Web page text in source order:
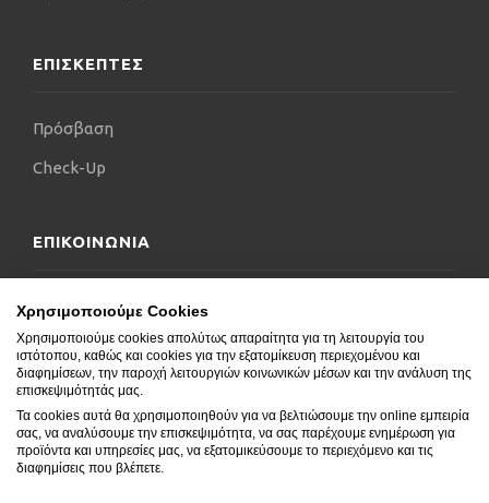
ΕΠΙΣΚΕΠΤΕΣ
Πρόσβαση
Check-Up
ΕΠΙΚΟΙΝΩΝΙΑ
Επικοινωνήστε μαζί μας
Δήλωση Προσβασιμότητας
Συχνές Ερωτήσεις
Blog
Χρησιμοποιούμε Cookies
Χρησιμοποιούμε cookies απολύτως απαραίτητα για τη λειτουργία του
ιστότοπου, καθώς και cookies για την εξατομίκευση περιεχομένου και
διαφημίσεων, την παροχή λειτουργιών κοινωνικών μέσων και την ανάλυση της
επισκεψιμότητάς μας.
Τα cookies αυτά θα χρησιμοποιηθούν για να βελτιώσουμε την online εμπειρία
σας, να αναλύσουμε την επισκεψιμότητα, να σας παρέχουμε ενημέρωση για
προϊόντα και υπηρεσίες μας, να εξατομικεύσουμε το περιεχόμενο και τις
διαφημίσεις που βλέπετε.